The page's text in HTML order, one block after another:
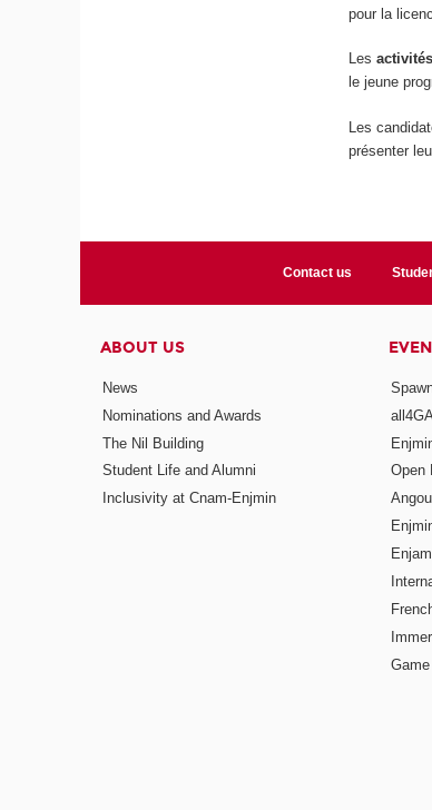
pour la
Les
le jeune
Les
présenter
Contact us
ABOUT US
News
Nominations and Awards
The Nil Building
Student Life and Alumni
Inclusivity at Cnam-Enjmin
Open
Enjam